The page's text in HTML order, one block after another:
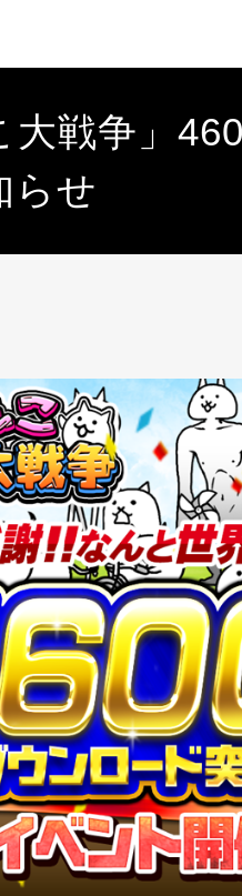
大戦争」
らせ